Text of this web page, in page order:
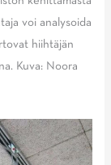
voi analysoida
hiihtäjän
Kuva: Noora